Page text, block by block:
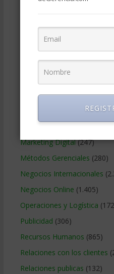
Finanzas Corporativas(748)
Gobierno Corporativo(11)
Marketing Digital(247)
Métodos Gerenciales (280)
Negocios Internacionales
Negocios Online (1.405)
Operaciones y Logística
Publicidad (306)
Recursos Humanos (865)
Relaciones con los clientes
Relaciones publicas (132)